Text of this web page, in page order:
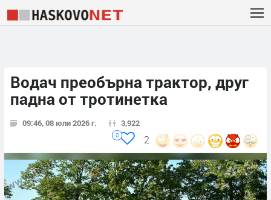
Водач преобърна трактор, друг
падна от тротинетка
09:46, 08 юли 2026 г. 3,922
2
0